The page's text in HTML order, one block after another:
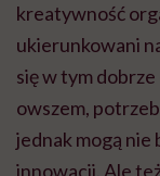
kreatywność
ukierunkowani
się w tym dobrze
owszem,
jednak mogą nie
innowacji. Ale